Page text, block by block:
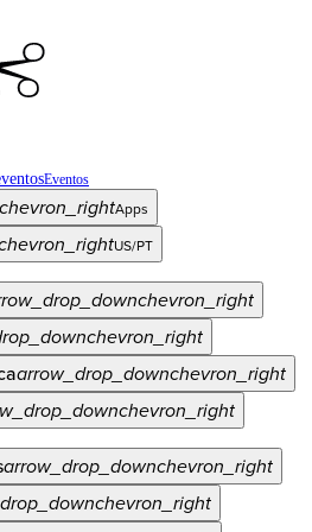
Eventos
chevron_rightApps
US/PT
chevron_right
chevron_right
arrow_drop_downchevron_right
chevron_right
arrow_drop_downchevron_right
chevron_right